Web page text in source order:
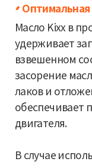
Масло Kixx в
удерживает
взвешенном
засорение
лаков и
обеспечивает
двигателя.
В случае